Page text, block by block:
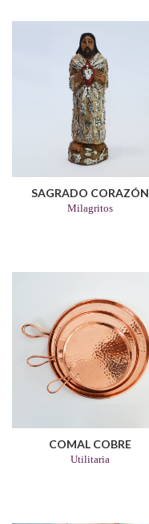
SAGRADO CORAZÓN
Milagritos
COMAL COBRE
Utilitaria